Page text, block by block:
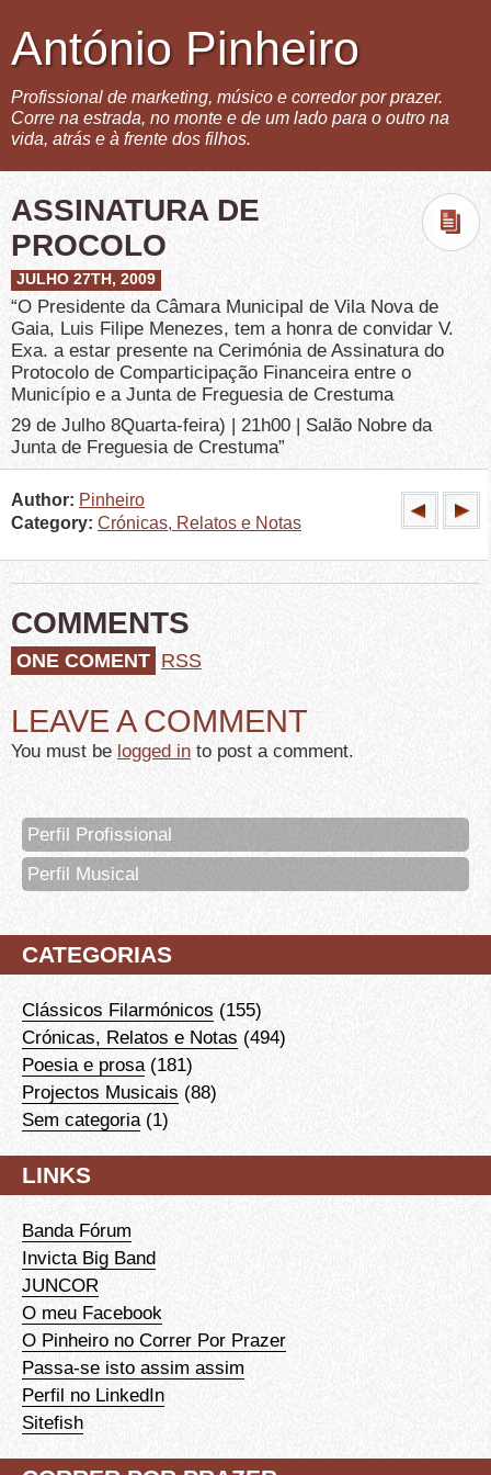
António Pinheiro
Profissional de marketing, músico e corredor por prazer.
Corre na estrada, no monte e de um lado para o outro na
vida, atrás e à frente dos filhos.
ASSINATURA DE
PROCOLO
JULHO 27TH, 2009
“O Presidente da Câmara Municipal de Vila Nova de
Gaia, Luis Filipe Menezes, tem a honra de convidar V.
Exa. a estar presente na Cerimónia de Assinatura do
Protocolo de Comparticipação Financeira entre o
Município e a Junta de Freguesia de Crestuma
29 de Julho 8Quarta-feira) | 21h00 | Salão Nobre da
Junta de Freguesia de Crestuma”
Author: Pinheiro
Category: Crónicas, Relatos e Notas
COMMENTS
ONE COMENT RSS
LEAVE A COMMENT
You must be logged in to post a comment.
Perfil Profissional
Perfil Musical
CATEGORIAS
Clássicos Filarmónicos (155)
Crónicas, Relatos e Notas (494)
Poesia e prosa (181)
Projectos Musicais (88)
Sem categoria (1)
LINKS
Banda Fórum
Invicta Big Band
JUNCOR
O meu Facebook
O Pinheiro no Correr Por Prazer
Passa-se isto assim assim
Perfil no LinkedIn
Sitefish